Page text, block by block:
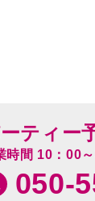
ティー
時間 10：00
050-